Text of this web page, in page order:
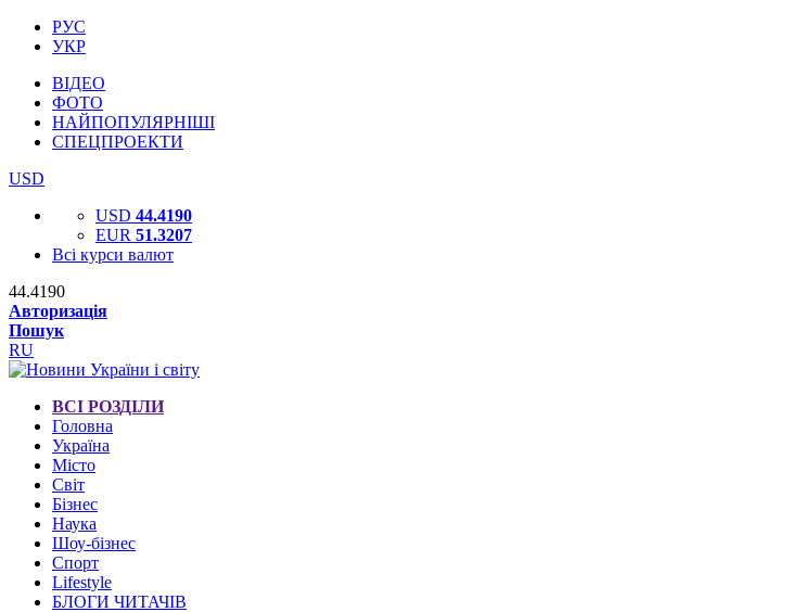
РУС
УКР
ВІДЕО
ФОТО
НАЙПОПУЛЯРНІШІ
СПЕЦПРОЕКТИ
USD
USD 44.4190
EUR 51.3207
Всі курси валют
44.4190
Авторизація
Пошук
RU
ВСІ РОЗДІЛИ
Головна
Україна
Місто
Світ
Бізнес
Наука
Шоу-бізнес
Спорт
Lifestyle
БЛОГИ ЧИТАЧІВ